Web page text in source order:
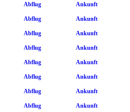
Abflug Ankunft
Abflug Ankunft
Abflug Ankunft
Abflug Ankunft
Abflug Ankunft
Abflug Ankunft
Abflug Ankunft
Abflug Ankunft